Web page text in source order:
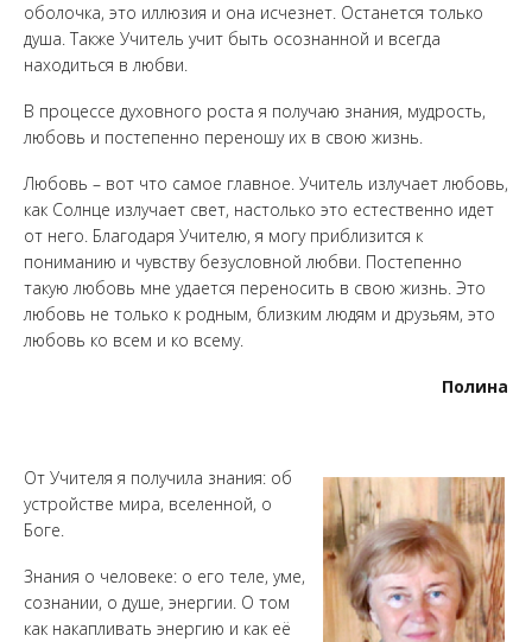
оболочка, это иллюзия и она исчезнет. Останется только
душа. Также Учитель учит быть осознанной и всегда
находиться в любви.
В процессе духовного роста я получаю знания, мудрость,
любовь и постепенно переношу их в свою жизнь.
Любовь – вот что самое главное. Учитель излучает любовь,
как Солнце излучает свет, настолько это естественно идет
от него. Благодаря Учителю, я могу приблизится к
пониманию и чувству безусловной любви. Постепенно
такую любовь мне удается переносить в свою жизнь. Это
любовь не только к родным, близким людям и друзьям, это
любовь ко всем и ко всему.
Полина
От Учителя я получила знания: об
устройстве мира, вселенной, о
Боге.
Знания о человеке: о его теле, уме,
сознании, о душе, энергии. О том
как накапливать энергию и как её